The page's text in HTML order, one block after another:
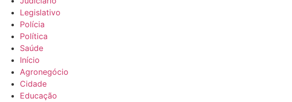
Legislativo
Polícia
Política
Saúde
Início
Agronegócio
Cidade
Educação